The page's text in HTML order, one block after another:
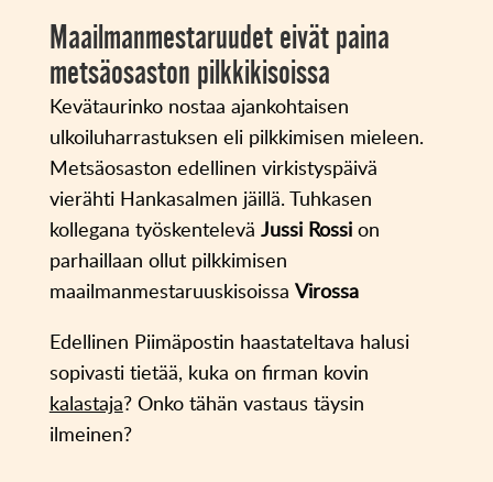
Maailmanmestaruudet eivät paina
metsäosaston pilkkikisoissa
Kevätaurinko nostaa ajankohtaisen
ulkoiluharrastuksen eli pilkkimisen mieleen.
Metsäosaston edellinen virkistyspäivä
vierähti Hankasalmen jäillä. Tuhkasen
kollegana työskentelevä Jussi Rossion
parhaillaan ollut pilkkimisen
maailmanmestaruuskisoissa Virossa
Edellinen Piimäpostin haastateltava halusi
sopivasti tietää, kuka on firman kovin
kalastaja? Onko tähän vastaus täysin
ilmeinen?